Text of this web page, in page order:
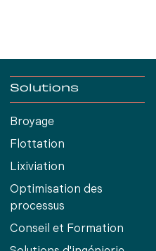
Solutions
Broyage
Flottation
Lixiviation
Optimisation des
processus
Conseil et Formation